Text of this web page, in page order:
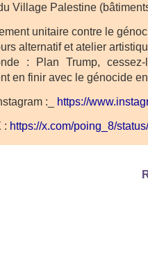
Village Palestine
unitaire contre le
alternatif et atelier
: Plan Trump, cessez-
en finir avec le génocide
:_ https://
: https://x.com/poing_8/